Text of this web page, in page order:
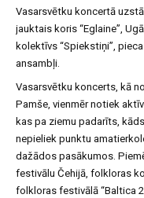
Vasarsvētku koncertā
jauktais koris “Eglaine”,
kolektīvs “Spiekstiņi”,
ansambļi.
Vasarsvētku koncerts, kā
Pamše, vienmēr notiek
kas pa ziemu padarīts,
nepieliek punktu
dažādos pasākumos.
festivālu Čehijā, folkloras
folkloras festivālā “Baltica